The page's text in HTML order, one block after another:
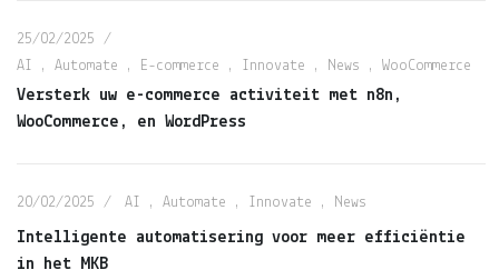
25/02/2025
AI , Automate , E-commerce , Innovate , News , WooCommerce
Versterk uw e-commerce activiteit met n8n,
WooCommerce, en WordPress
20/02/2025 AI , Automate , Innovate , News
Intelligente automatisering voor meer efficiëntie
in het MKB